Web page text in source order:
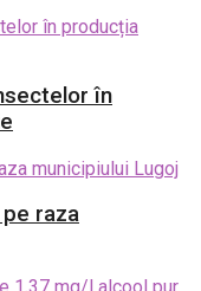
în
raza